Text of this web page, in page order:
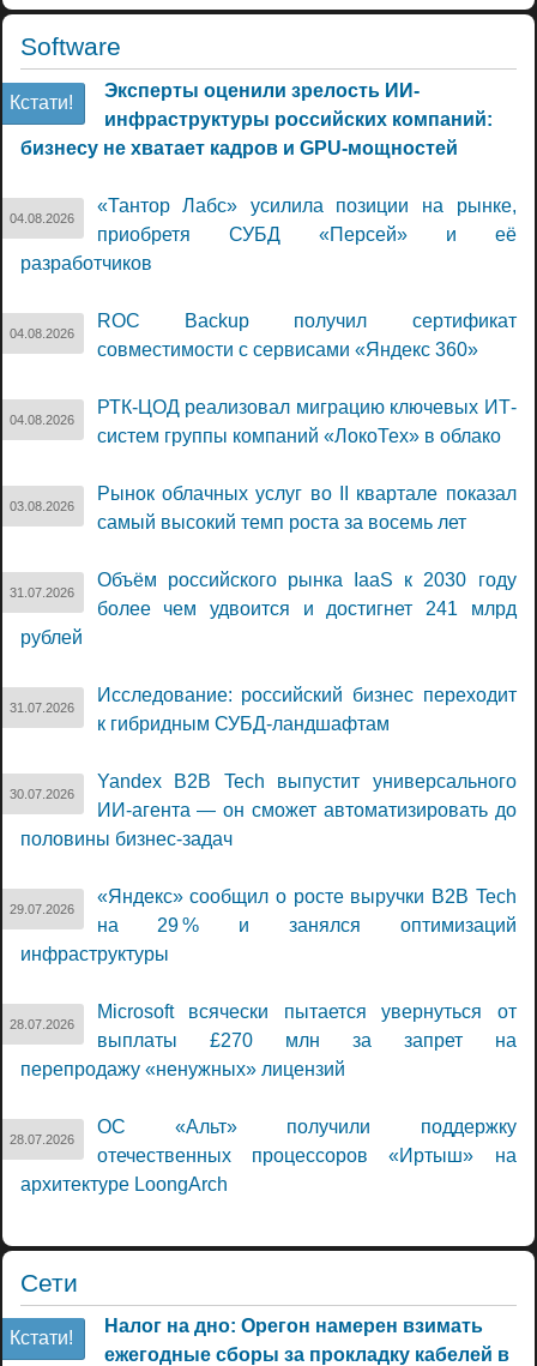
Software
Кстати!
Эксперты оценили зрелость ИИ-
инфраструктуры российских компаний:
бизнесу не хватает кадров и GPU-мощностей
04.08.2026
«Тантор Лабс» усилила позиции на рынке,
приобретя СУБД «Персей» и её
разработчиков
04.08.2026
ROC Backup получил сертификат
совместимости с сервисами «Яндекс 360»
04.08.2026
РТК-ЦОД реализовал миграцию ключевых ИТ-
систем группы компаний «ЛокоТех» в облако
03.08.2026
Рынок облачных услуг во II квартале показал
самый высокий темп роста за восемь лет
31.07.2026
Объём российского рынка IaaS к 2030 году
более чем удвоится и достигнет 241 млрд
рублей
31.07.2026
Исследование: российский бизнес переходит
к гибридным СУБД-ландшафтам
30.07.2026
Yandex B2B Tech выпустит универсального
ИИ-агента — он сможет автоматизировать до
половины бизнес-задач
29.07.2026
«Яндекс» сообщил о росте выручки B2B Tech
на 29 % и занялся оптимизаций
инфраструктуры
28.07.2026
Microsoft всячески пытается увернуться от
выплаты £270 млн за запрет на
перепродажу «ненужных» лицензий
28.07.2026
ОС «Альт» получили поддержку
отечественных процессоров «Иртыш» на
архитектуре LoongArch
Сети
Кстати!
Налог на дно: Орегон намерен взимать
ежегодные сборы за прокладку кабелей в